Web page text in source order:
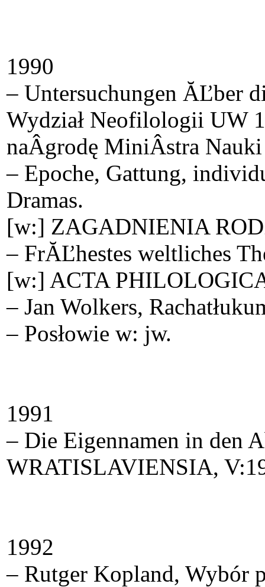
1990
– Untersuchungen ĂĽber
Wydział Neofilologii UW
naÂ­grodę MiniÂ­stra
– Epoche, Gattung,
Dramas.
[w:] ZAGADNIENIA
– FrĂĽhestes weltliches
[w:] ACTA
– Jan Wolkers,
– Posłowie w: jw.
1991
– Die Eigennamen in den
WRATISLAVIENSIA,
1992
– Rutger Kopland, Wybór